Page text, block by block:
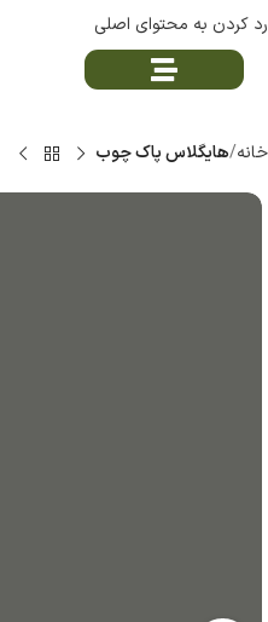
رد کردن به محتوای اصلی
خانه هایگلاس پاک چوب